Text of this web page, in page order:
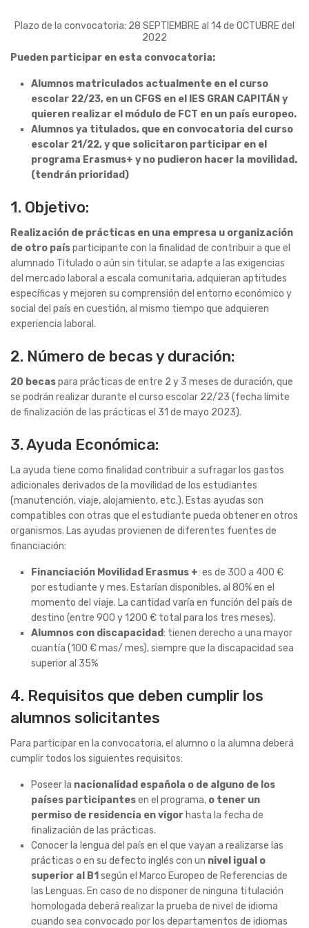
Plazo de la convocatoria: 28 SEPTIEMBRE al 14 de OCTUBRE del
2022
Pueden participar en esta convocatoria:
Alumnos matriculados actualmente en el curso
escolar 22/23, en un CFGS en el IES GRAN CAPITÁN y
quieren realizar el módulo de FCT en un país europeo.
Alumnos ya titulados, que en convocatoria del curso
escolar 21/22, y que solicitaron participar en el
programa Erasmus+ y no pudieron hacer la movilidad.
(tendrán prioridad)
1. Objetivo:
Realización de prácticas en una empresa u organización
de otro paísparticipante con la finalidad de contribuir a que el
alumnado Titulado o aún sin titular, se adapte a las exigencias
del mercado laboral a escala comunitaria, adquieran aptitudes
específicas y mejoren su comprensión del entorno económico y
social del país en cuestión, al mismo tiempo que adquieren
experiencia laboral.
2. Número de becas y duración:
20 becaspara prácticas de entre 2 y 3 meses de duración, que
se podrán realizar durante el curso escolar 22/23 (fecha límite
de finalización de las prácticas el 31 de mayo 2023).
3. Ayuda Económica:
La ayuda tiene como finalidad contribuir a sufragar los gastos
adicionales derivados de la movilidad de los estudiantes
(manutención, viaje, alojamiento, etc.). Estas ayudas son
compatibles con otras que el estudiante pueda obtener en otros
organismos. Las ayudas provienen de diferentes fuentes de
financiación:
Financiación Movilidad Erasmus +: es de 300 a 400 €
por estudiante y mes. Estarían disponibles, al 80% en el
momento del viaje. La cantidad varía en función del país de
destino (entre 900 y 1200 € total para los tres meses).
Alumnos con discapacidad: tienen derecho a una mayor
cuantía (100 € mas/ mes), siempre que la discapacidad sea
superior al 35%
4. Requisitos que deben cumplir los
alumnos solicitantes
Para participar en la convocatoria, el alumno o la alumna deberá
cumplir todos los siguientes requisitos:
Poseer la nacionalidad española o de alguno de los
países participantesen el programa, o tener un
permiso de residencia en vigor hasta la fecha de
finalización de las prácticas.
Conocer la lengua del país en el que vayan a realizarse las
prácticas o en su defecto inglés con un nivel igual o
superior al B1 según el Marco Europeo de Referencias de
las Lenguas. En caso de no disponer de ninguna titulación
homologada deberá realizar la prueba de nivel de idioma
cuando sea convocado por los departamentos de idiomas